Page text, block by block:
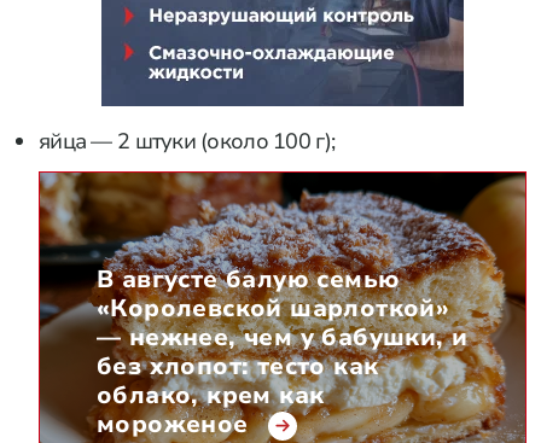
яйца — 2 штуки (около 100 г);
В августе балую семью
«Королевской шарлоткой»
— нежнее, чем у бабушки, и
без хлопот: тесто как
облако, крем как
мороженое